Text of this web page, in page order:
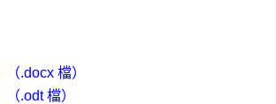
（.docx 檔）
（.odt 檔）